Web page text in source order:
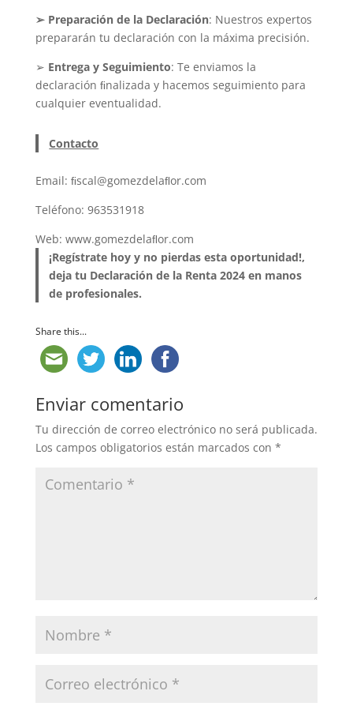
➢ Preparación de la Declaración: Nuestros expertos
prepararán tu declaración con la máxima precisión.
➢ Entrega y Seguimiento: Te enviamos la
declaración ﬁnalizada y hacemos seguimiento para
cualquier eventualidad.
Contacto
Email: ﬁscal@gomezdelaﬂor.com
Teléfono: 963531918
Web: www.gomezdelaﬂor.com
¡Regístrate hoy y no pierdas esta oportunidad!,
deja tu Declaración de la Renta 2024 en manos
de profesionales.
Share this...
Enviar comentario
Tu dirección de correo electrónico no será publicada.
Los campos obligatorios están marcados con *